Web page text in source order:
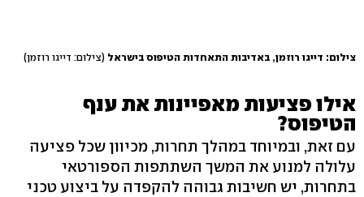
צילום: דייגו רוזמן, באדיבות התאחדות הטיפוס בישראל (צילום: דייגו רוזמן)
אילו פציעות מאפיינות את ענף
הטיפוס?
עם זאת, ובמיוחד במהלך תחרות, מכיוון שכל פציעה
עלולה למנוע את המשך השתתפות הספורטאי
בתחרות, יש חשיבות גבוהה להקפדה על ביצוע טכני